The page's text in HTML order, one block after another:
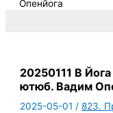
Опенйога
20250111 В
ютюб. Вадим
2025-05-01/823.